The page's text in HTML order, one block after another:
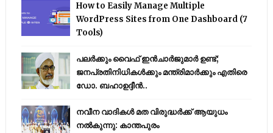
How to Easily Manage Multiple
WordPress Sites from One Dashboard (7
Tools)
പലർക്കും വൈഫ് ഇൻചാർജുമാർ ഉണ്ട്;
ജനപ്രതിനിധികൾക്കും മന്ത്രിമാർക്കും എതിരെ
ഡോ. ബഹാഉദ്ദീൻ..
നവീന വാദികൾ മത വിരുദ്ധർക്ക് ആയുധം
നൽകുന്നു: കാന്തപുരം